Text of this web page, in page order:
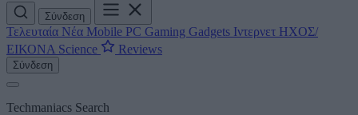
Σύνδεση
Τελευταία Νέα Mobile PC Gaming Gadgets Ιντερνετ ΗΧΟΣ/
ΕΙΚΟΝΑ Science Reviews
Σύνδεση
Techmaniacs Search